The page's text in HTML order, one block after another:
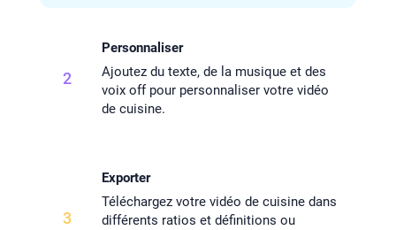
2
Personnaliser
Ajoutez du texte, de la musique et des
voix off pour personnaliser votre vidéo
de cuisine.
3
Exporter
Téléchargez votre vidéo de cuisine dans
différents ratios et définitions ou